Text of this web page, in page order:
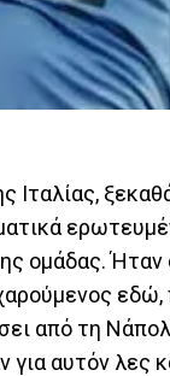
ομάδας.
από τη
για αυτόν